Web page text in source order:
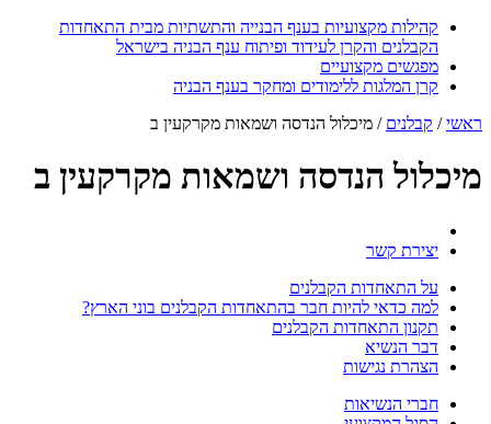
קהילות מקצועיות בענף הבנייה והתשתיות מבית התאחדות
הקבלנים והקרן לעידוד ופיתוח ענף הבניה בישראל
מפגשים מקצועיים
קרן המלגות ללימודים ומחקר בענף הבניה
ראשי/ קבלנים / מיכלול הנדסה ושמאות מקרקעין ב
מיכלול הנדסה ושמאות מקרקעין ב
יצירת קשר
על התאחדות הקבלנים
למה כדאי להיות חבר בהתאחדות הקבלנים בוני הארץ?
תקנון התאחדות הקבלנים
דבר הנשיא
הצהרת נגישות
חברי הנשיאות